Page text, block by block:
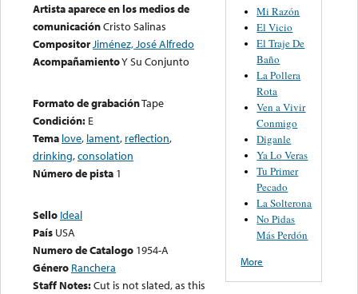
Artista aparece en los medios de
comunicaciónCristo Salinas
CompositorJiménez, José Alfredo
AcompañamientoY Su Conjunto
Formato de grabaciónTape
Condición: E
Tema love, lament, reflection,
drinking,consolation
Número de pista 1
Sello Ideal
País USA
Numero de Catalogo 1954-A
Género Ranchera
Staff Notes:Cut is not slated, as this
Mi Razón
El Vicio
El Traje De
Baño
La Pollera
Rota
Ven a Vivir
Conmigo
Diganle
Ya Lo Veras
Tu Primer
Pecado
La Solterona
No Pidas
Más Perdón
More